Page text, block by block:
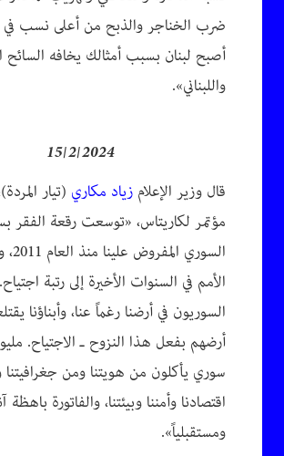
ضرب الخناجر والذبح من أعلى نسب في
أصبح لبنان بسبب أمثالك يخافه السائح
واللبناني».
15/2/2024
قال وزير الإعلام زياد مكاري (تيار
مؤتمر لكاريتاس، «توسعت رقعة الفقر
السوري
الأمم في السنوات الأخيرة إلى رتبة
السوريون في أرضنا رغماً عنا، وأبناؤنا
أرضهم بفعل هذا النزوح ـ الاجتياح.
سوري يأكلون من هويتنا ومن
اقتصادنا وأمننا وبيئتنا، والفاتورة باهظة
ومستقبلياً».